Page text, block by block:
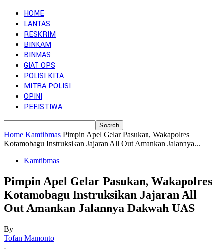
HOME
LANTAS
RESKRIM
BINKAM
BINMAS
GIAT OPS
POLISI KITA
MITRA POLISI
OPINI
PERISTIWA
Home Kamtibmas Pimpin Apel Gelar Pasukan, Wakapolres
Kotamobagu Instruksikan Jajaran All Out Amankan Jalannya...
Kamtibmas
Pimpin Apel Gelar Pasukan, Wakapolres
Kotamobagu Instruksikan Jajaran All
Out Amankan Jalannya Dakwah UAS
By
Tofan Mamonto
-